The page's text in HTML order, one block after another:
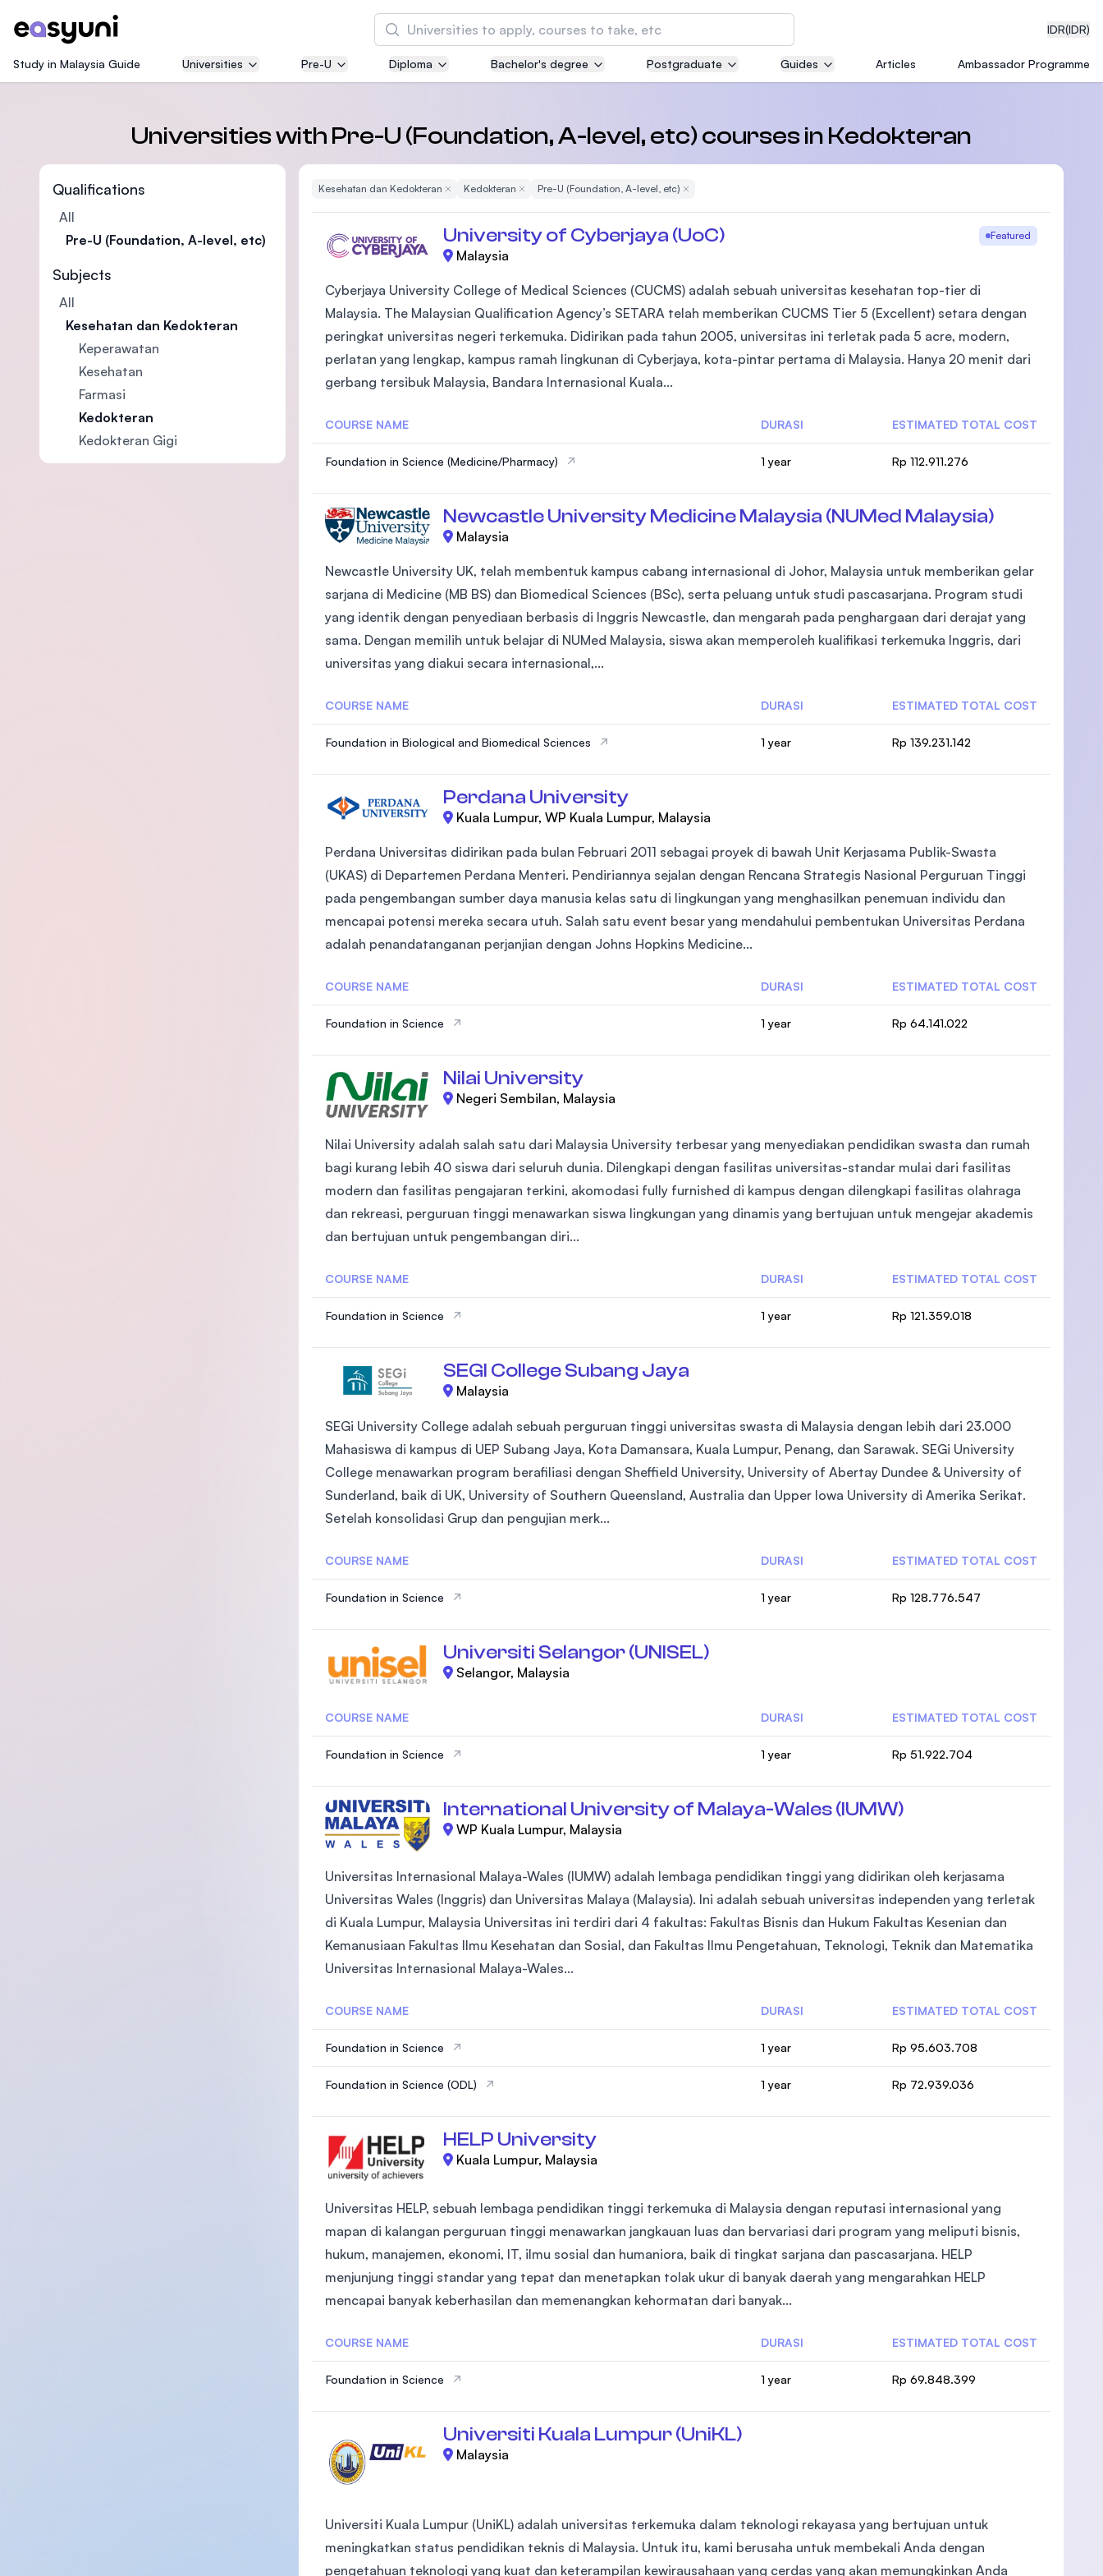
IDR(IDR)
Cari
Asia Pacific University of Technology and
Well-known for Computer Science, IT and Engineering
courses
International Medical University (IMU)
Malaysia's first and most established private medical
and healthcare university
Asia School of Business (ASB)
MBA by Central Bank of Malaysia in collaboration with
the Massachusetts Institute of Technology (MIT)
SEGi University Kota Damansara
Management and Science University (MSU)
Study in Malaysia Guide Universities Pre-U Diploma Bachelor's degree Postgraduate Guides Articles Ambassador Programme
Universities with Pre-U (Foundation, A-level, etc) courses in Kedokteran
Qualifications
All
Pre-U (Foundation, A-level, etc)
Subjects
All
Kesehatan dan Kedokteran
Keperawatan
Kesehatan
Farmasi
Kedokteran
Kedokteran Gigi
Kesehatan dan Kedokteran Remove Filter
Kedokteran Remove Filter
Pre-U (Foundation, A-level, etc) Remove Filter
University of Cyberjaya (UoC) Featured
Malaysia
Cyberjaya University College of Medical Sciences (CUCMS) adalah sebuah universitas kesehatan top-tier di
Malaysia. The Malaysian Qualification Agency’s SETARA telah memberikan CUCMS Tier 5 (Excellent) setara dengan
peringkat universitas negeri terkemuka. Didirikan pada tahun 2005, universitas ini terletak pada 5 acre, modern,
perlatan yang lengkap, kampus ramah lingkunan di Cyberjaya, kota-pintar pertama di Malaysia. Hanya 20 menit dari
gerbang tersibuk Malaysia, Bandara Internasional Kuala...
COURSE NAME DURASI ESTIMATED TOTAL COST
Foundation in Science (Medicine/Pharmacy) 1 year Rp 112.911.276
Newcastle University Medicine Malaysia (NUMed Malaysia)
Malaysia
Newcastle University UK, telah membentuk kampus cabang internasional di Johor, Malaysia untuk memberikan gelar
sarjana di Medicine (MB BS) dan Biomedical Sciences (BSc), serta peluang untuk studi pascasarjana. Program studi
yang identik dengan penyediaan berbasis di Inggris Newcastle, dan mengarah pada penghargaan dari derajat yang
sama. Dengan memilih untuk belajar di NUMed Malaysia, siswa akan memperoleh kualifikasi terkemuka Inggris, dari
universitas yang diakui secara internasional,...
COURSE NAME DURASI ESTIMATED TOTAL COST
Foundation in Biological and Biomedical Sciences 1 year Rp 139.231.142
Perdana University
Kuala Lumpur, WP Kuala Lumpur, Malaysia
Perdana Universitas didirikan pada bulan Februari 2011 sebagai proyek di bawah Unit Kerjasama Publik-Swasta
(UKAS) di Departemen Perdana Menteri. Pendiriannya sejalan dengan Rencana Strategis Nasional Perguruan Tinggi
pada pengembangan sumber daya manusia kelas satu di lingkungan yang menghasilkan penemuan individu dan
mencapai potensi mereka secara utuh. Salah satu event besar yang mendahului pembentukan Universitas Perdana
adalah penandatanganan perjanjian dengan Johns Hopkins Medicine...
COURSE NAME DURASI ESTIMATED TOTAL COST
Foundation in Science 1 year Rp 64.141.022
Nilai University
Negeri Sembilan, Malaysia
Nilai University adalah salah satu dari Malaysia University terbesar yang menyediakan pendidikan swasta dan rumah
bagi kurang lebih 40 siswa dari seluruh dunia. Dilengkapi dengan fasilitas universitas-standar mulai dari fasilitas
modern dan fasilitas pengajaran terkini, akomodasi fully furnished di kampus dengan dilengkapi fasilitas olahraga
dan rekreasi, perguruan tinggi menawarkan siswa lingkungan yang dinamis yang bertujuan untuk mengejar akademis
dan bertujuan untuk pengembangan diri...
COURSE NAME DURASI ESTIMATED TOTAL COST
Foundation in Science 1 year Rp 121.359.018
SEGI College Subang Jaya
Malaysia
SEGi University College adalah sebuah perguruan tinggi universitas swasta di Malaysia dengan lebih dari 23.000
Mahasiswa di kampus di UEP Subang Jaya, Kota Damansara, Kuala Lumpur, Penang, dan Sarawak. SEGi University
College menawarkan program berafiliasi dengan Sheffield University, University of Abertay Dundee & University of
Sunderland, baik di UK, University of Southern Queensland, Australia dan Upper Iowa University di Amerika Serikat.
Setelah konsolidasi Grup dan pengujian merk...
COURSE NAME DURASI ESTIMATED TOTAL COST
Foundation in Science 1 year Rp 128.776.547
Universiti Selangor (UNISEL)
Selangor, Malaysia
COURSE NAME DURASI ESTIMATED TOTAL COST
Foundation in Science 1 year Rp 51.922.704
International University of Malaya-Wales (IUMW)
WP Kuala Lumpur, Malaysia
Universitas Internasional Malaya-Wales (IUMW) adalah lembaga pendidikan tinggi yang didirikan oleh kerjasama
Universitas Wales (Inggris) dan Universitas Malaya (Malaysia). Ini adalah sebuah universitas independen yang terletak
di Kuala Lumpur, Malaysia Universitas ini terdiri dari 4 fakultas: Fakultas Bisnis dan Hukum Fakultas Kesenian dan
Kemanusiaan Fakultas Ilmu Kesehatan dan Sosial, dan Fakultas Ilmu Pengetahuan, Teknologi, Teknik dan Matematika
Universitas Internasional Malaya-Wales...
COURSE NAME DURASI ESTIMATED TOTAL COST
Foundation in Science 1 year Rp 95.603.708
Foundation in Science (ODL) 1 year Rp 72.939.036
HELP University
Kuala Lumpur, Malaysia
Universitas HELP, sebuah lembaga pendidikan tinggi terkemuka di Malaysia dengan reputasi internasional yang
mapan di kalangan perguruan tinggi menawarkan jangkauan luas dan bervariasi dari program yang meliputi bisnis,
hukum, manajemen, ekonomi, IT, ilmu sosial dan humaniora, baik di tingkat sarjana dan pascasarjana. HELP
menjunjung tinggi standar yang tepat dan menetapkan tolak ukur di banyak daerah yang mengarahkan HELP
mencapai banyak keberhasilan dan memenangkan kehormatan dari banyak...
COURSE NAME DURASI ESTIMATED TOTAL COST
Foundation in Science 1 year Rp 69.848.399
Universiti Kuala Lumpur (UniKL)
Malaysia
Universiti Kuala Lumpur (UniKL) adalah universitas terkemuka dalam teknologi rekayasa yang bertujuan untuk
meningkatkan status pendidikan teknis di Malaysia. Untuk itu, kami berusaha untuk membekali Anda dengan
pengetahuan teknologi yang kuat dan keterampilan kewirausahaan yang cerdas yang akan memungkinkan Anda